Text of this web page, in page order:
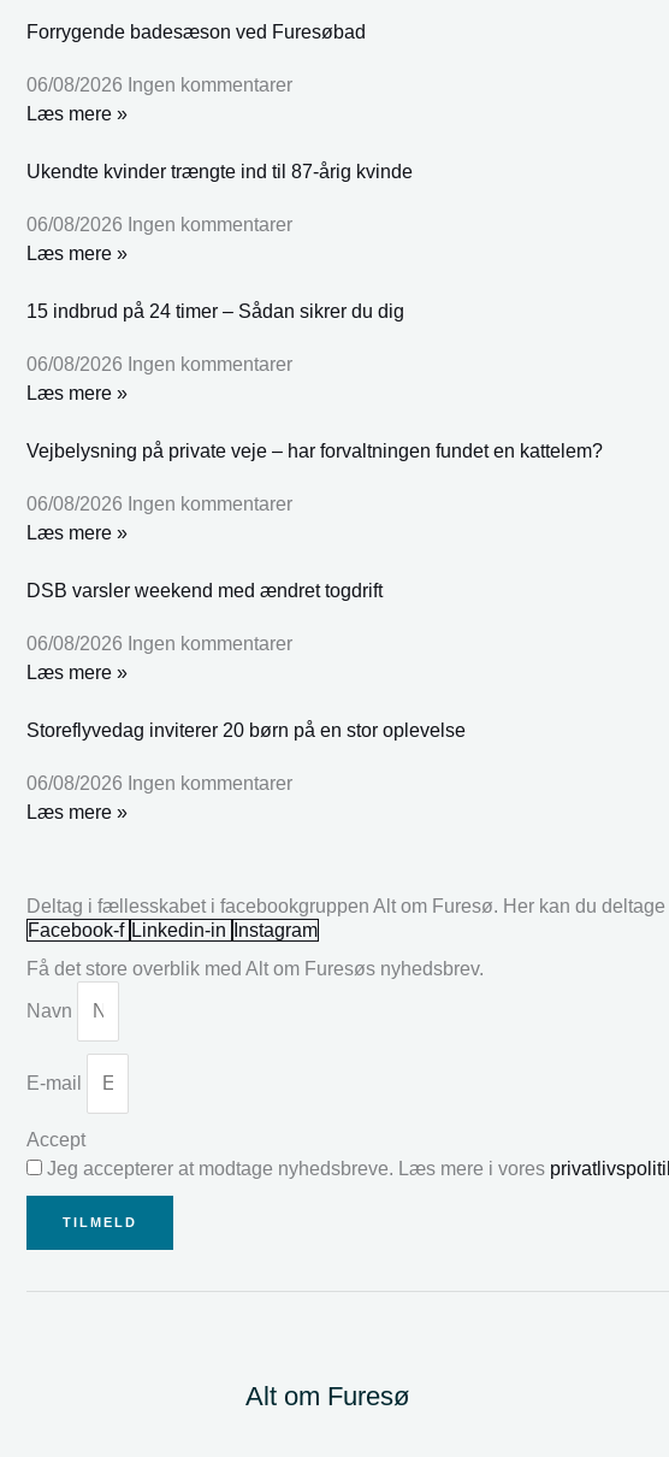
Forrygende badesæson ved Furesøbad
06/08/2026 Ingen kommentarer
Læs mere »
Ukendte kvinder trængte ind til 87-årig kvinde
06/08/2026 Ingen kommentarer
Læs mere »
15 indbrud på 24 timer – Sådan sikrer du dig
06/08/2026 Ingen kommentarer
Læs mere »
Vejbelysning på private veje – har forvaltningen fundet en kattelem?
06/08/2026 Ingen kommentarer
Læs mere »
DSB varsler weekend med ændret togdrift
06/08/2026 Ingen kommentarer
Læs mere »
Storeflyvedag inviterer 20 børn på en stor oplevelse
06/08/2026 Ingen kommentarer
Læs mere »
Deltag i fællesskabet i facebookgruppen Alt om Furesø. Her kan du
Facebook-f Linkedin-in
Instagram
Få det store overblik med Alt om Furesøs nyhedsbrev.
Navn
E-mail
Accept
Jeg accepterer at modtage nyhedsbreve. Læs mere i vores
TILMELD
Alt om Furesø